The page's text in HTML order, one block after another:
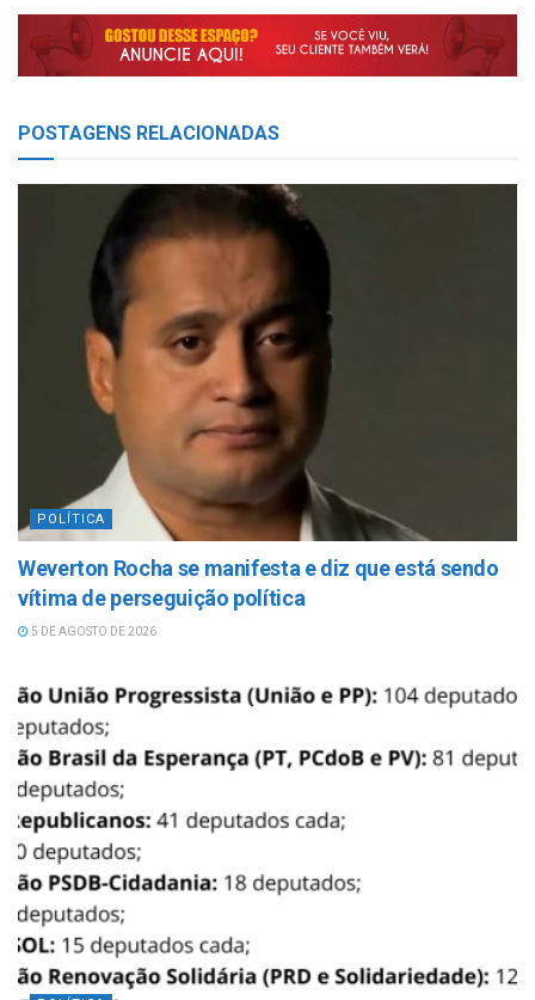
POSTAGENS RELACIONADAS
POLÍTICA
Weverton Rocha se manifesta e diz que está sendo
vítima de perseguição política
5 DE AGOSTO DE 2026